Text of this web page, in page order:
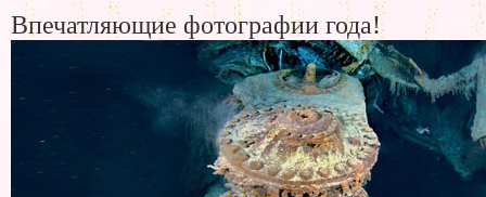
Впечатляющие фотографии года!